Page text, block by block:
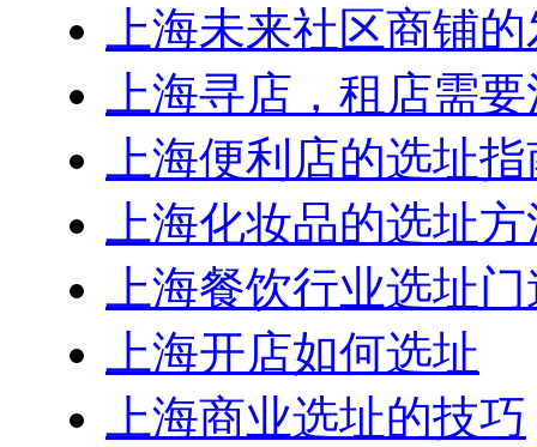
上海未来社区商铺
上海寻店，租店需
上海便利店的选址
上海化妆品的选址
上海餐饮行业选址
上海开店如何选址
上海商业选址的技巧